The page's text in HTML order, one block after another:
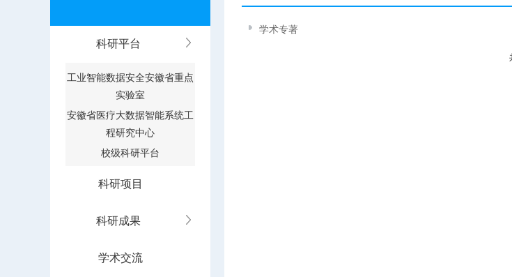
科研平台
工业智能数据安全安徽省重点
实验室
安徽省医疗大数据智能系统工
程研究中心
校级科研平台
科研项目
科研成果
学术交流
学术专著